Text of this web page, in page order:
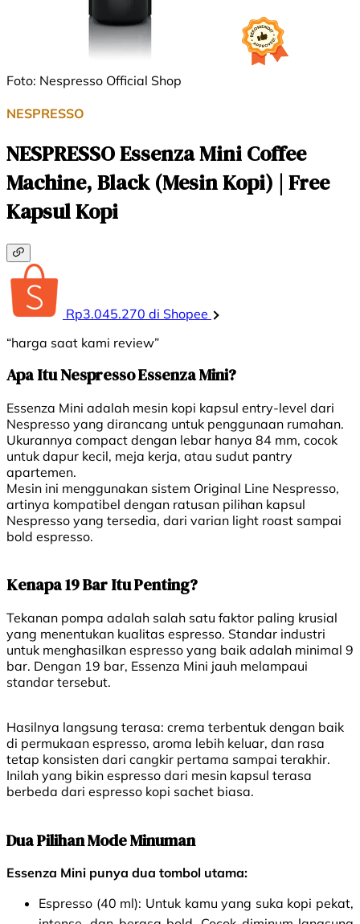
Foto: Nespresso Official Shop
NESPRESSO
NESPRESSO Essenza Mini Coffee
Machine, Black (Mesin Kopi) | Free
Kapsul Kopi
Rp3.045.270 di Shopee
“harga saat kami review”
Apa Itu Nespresso Essenza Mini?
Essenza Mini adalah mesin kopi kapsul entry-level dari
Nespresso yang dirancang untuk penggunaan rumahan.
Ukurannya compact dengan lebar hanya 84 mm, cocok
untuk dapur kecil, meja kerja, atau sudut pantry
apartemen.
Mesin ini menggunakan sistem Original Line Nespresso,
artinya kompatibel dengan ratusan pilihan kapsul
Nespresso yang tersedia, dari varian light roast sampai
bold espresso.
Kenapa 19 Bar Itu Penting?
Tekanan pompa adalah salah satu faktor paling krusial
yang menentukan kualitas espresso. Standar industri
untuk menghasilkan espresso yang baik adalah minimal 9
bar. Dengan 19 bar, Essenza Mini jauh melampaui
standar tersebut.
Hasilnya langsung terasa: crema terbentuk dengan baik
di permukaan espresso, aroma lebih keluar, dan rasa
tetap konsisten dari cangkir pertama sampai terakhir.
Inilah yang bikin espresso dari mesin kapsul terasa
berbeda dari espresso kopi sachet biasa.
Dua Pilihan Mode Minuman
Essenza Mini punya dua tombol utama:
Espresso (40 ml): Untuk kamu yang suka kopi pekat,